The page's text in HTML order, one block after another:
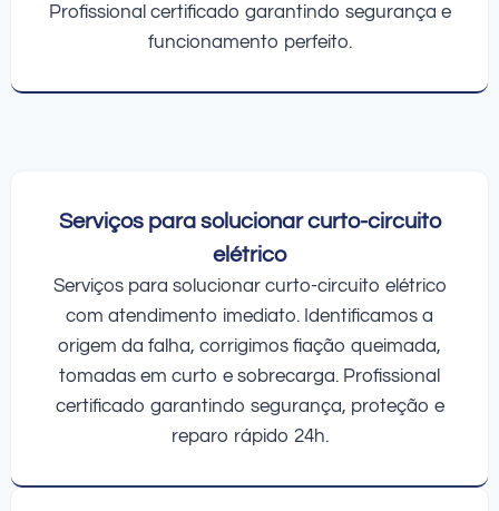
Profissional certificado garantindo segurança e
funcionamento perfeito.
Serviços para solucionar curto-circuito
elétrico
Serviços para solucionar curto-circuito elétrico
com atendimento imediato. Identificamos a
origem da falha, corrigimos fiação queimada,
tomadas em curto e sobrecarga. Profissional
certificado garantindo segurança, proteção e
reparo rápido 24h.